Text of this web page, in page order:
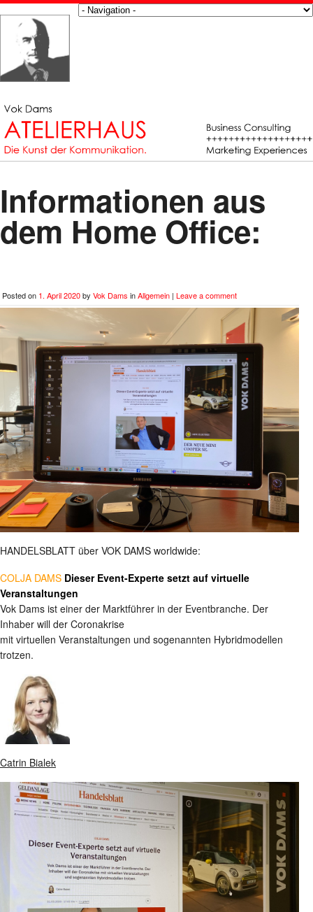
Informationen aus
dem Home Office:
Posted on 1. April 2020by Vok Dams inAllgemein | Leave a comment
HANDELSBLATT über VOK DAMS worldwide:
COLJA DAMS Dieser Event-Experte setzt auf virtuelle
Veranstaltungen
Vok Dams ist einer der Marktführer in der Eventbranche. Der
Inhaber will der Coronakrise
mit virtuellen Veranstaltungen und sogenannten Hybridmodellen
trotzen.
Catrin Bialek